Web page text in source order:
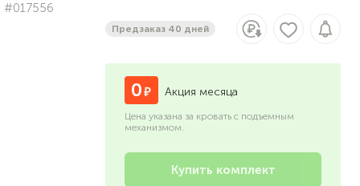
#017556
Предзаказ 40 дней
0 Акция месяца
Цена указана за кровать с подъемным
механизмом.
Купить комплект